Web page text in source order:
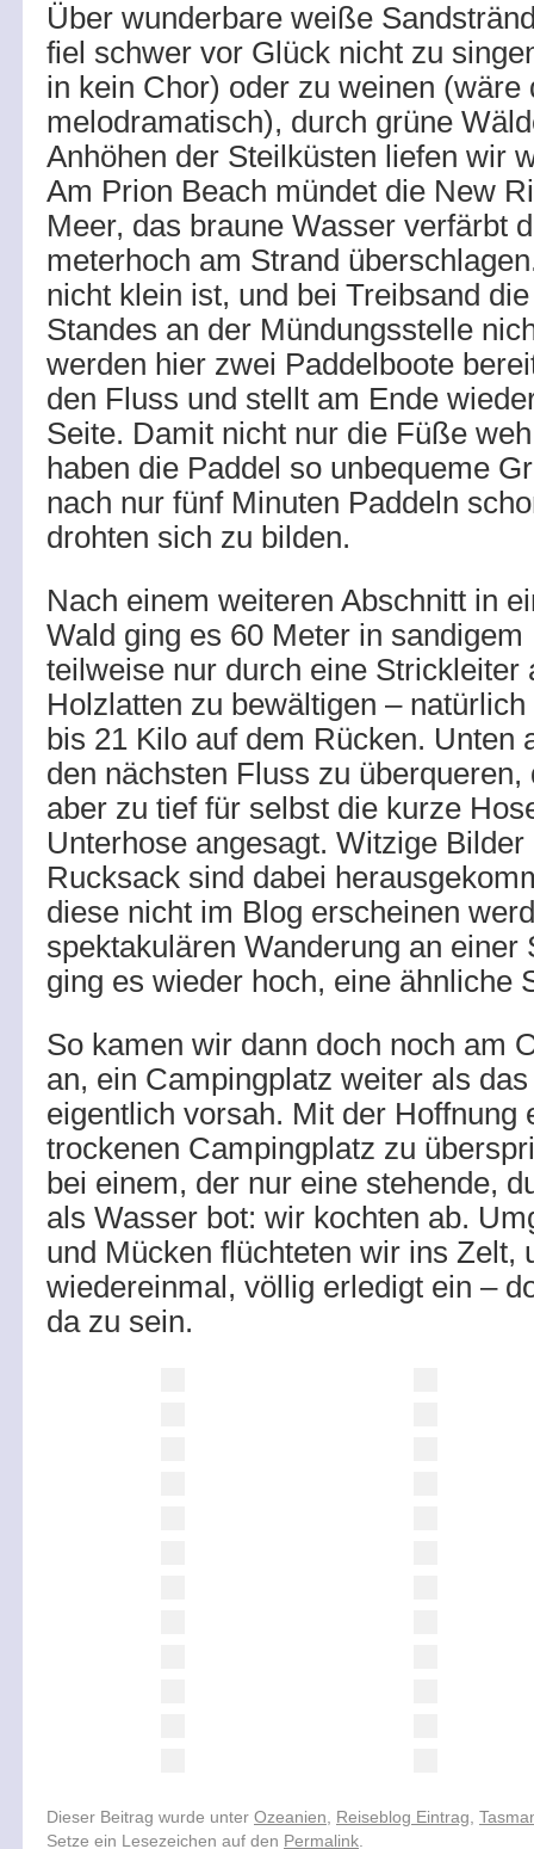
Über wunderbare weiße
fiel schwer vor Glück nicht zu
in kein Chor) oder zu weinen (wäre
melodramatisch), durch grüne
Anhöhen der Steilküsten liefen wir
Am Prion Beach mündet die New
Meer, das braune Wasser verfärbt
meterhoch am Strand
nicht klein ist, und bei Treibsand
Standes an der Mündungsstelle
werden hier zwei Paddelboote
den Fluss und stellt am Ende
Seite. Damit nicht nur die Füße
haben die Paddel so unbequeme
nach nur fünf Minuten Paddeln
drohten sich zu bilden.
Nach einem weiteren Abschnitt in
Wald ging es 60 Meter in
teilweise nur durch eine Strickleiter
Holzlatten zu bewältigen –
bis 21 Kilo auf dem Rücken. Unten
den nächsten Fluss zu
aber zu tief für selbst die kurze
Unterhose angesagt. Witzige
Rucksack sind dabei
diese nicht im Blog erscheinen
spektakulären Wanderung an einer
ging es wieder hoch, eine ähnliche
So kamen wir dann doch noch am
an, ein Campingplatz weiter als
eigentlich vorsah. Mit der Hoffnung
trockenen Campingplatz zu
bei einem, der nur eine stehende,
als Wasser bot: wir kochten ab.
und Mücken flüchteten wir ins Zelt,
wiedereinmal, völlig erledigt ein –
da zu sein.
Dieser Beitrag wurde unter Ozeanien Reiseblog Eintrag
Setze ein Lesezeichen auf den Permalink